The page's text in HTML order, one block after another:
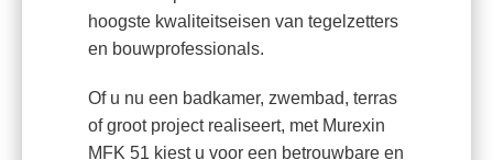
hoogste kwaliteitseisen van tegelzetters
en bouwprofessionals.
Of u nu een badkamer, zwembad, terras
of groot project realiseert, met Murexin
MFK 51 kiest u voor een betrouwbare en